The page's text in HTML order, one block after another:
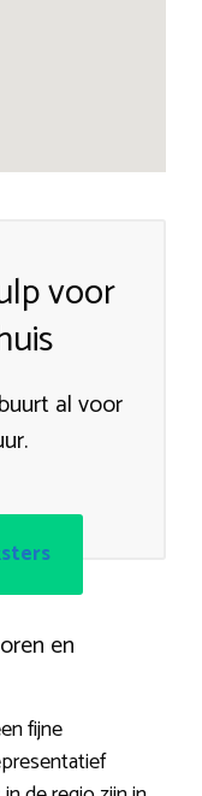
voor
al voor
en
fijne